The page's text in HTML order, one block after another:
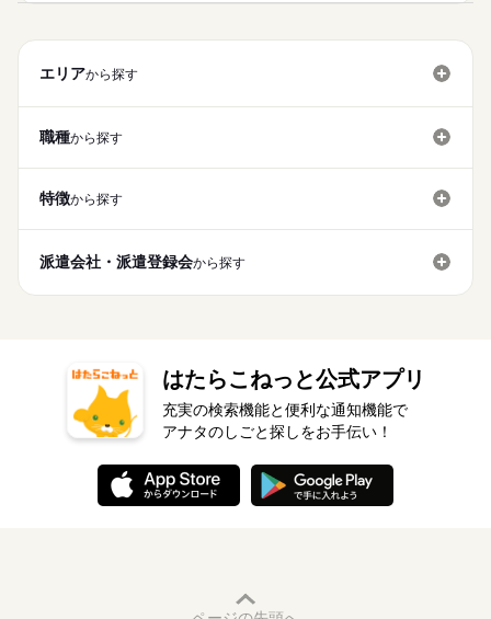
エリアから探す
職種から探す
特徴から探す
派遣会社・派遣登録会から探す
はたらこねっと公式アプリ
充実の検索機能と便利な通知機能で
アナタのしごと探しをお手伝い！